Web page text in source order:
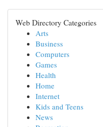
Web Directory Categories
Arts
Business
Computers
Games
Health
Home
Internet
Kids and Teens
News